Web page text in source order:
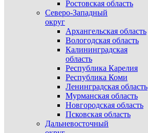
Ростовская область
Северо-Западный
округ
Архангельская область
Вологодская область
Калининградская
область
Республика Карелия
Республика Коми
Ленинградская область
Мурманская область
Новгородская область
Псковская область
Дальневосточный